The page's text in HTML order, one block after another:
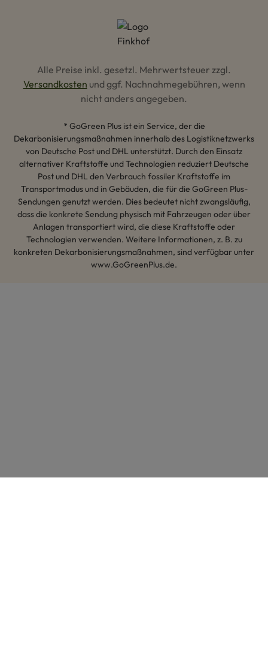
Alle Preise inkl. gesetzl. Mehrwertsteuer zzgl.
Versandkosten und ggf. Nachnahmegebühren, wenn
nicht anders angegeben.
* GoGreen Plus ist ein Service, der die
Dekarbonisierungsmaßnahmen innerhalb des Logistiknetzwerks
von Deutsche Post und DHL unterstützt. Durch den Einsatz
alternativer Kraftstoffe und Technologien reduziert Deutsche
Post und DHL den Verbrauch fossiler Kraftstoffe im
Transportmodus und in Gebäuden, die für die GoGreen Plus-
Sendungen genutzt werden. Dies bedeutet nicht zwangsläufig,
dass die konkrete Sendung physisch mit Fahrzeugen oder über
Anlagen transportiert wird, die diese Kraftstoffe oder
Technologien verwenden. Weitere Informationen, z. B. zu
konkreten Dekarbonisierungsmaßnahmen, sind verfügbar unter
www.GoGreenPlus.de.